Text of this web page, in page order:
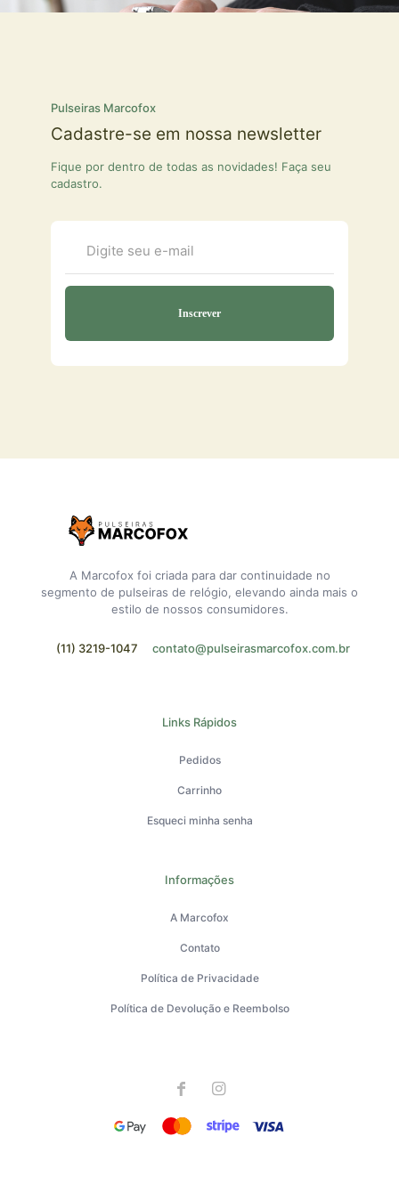
Pulseiras Marcofox
Cadastre-se em nossa newsletter
Fique por dentro de todas as novidades! Faça seu
cadastro.
A Marcofox foi criada para dar continuidade no
segmento de pulseiras de relógio, elevando ainda mais o
estilo de nossos consumidores.
(11) 3219-1047 contato@pulseirasmarcofox.com.br
Links Rápidos
Pedidos
Carrinho
Esqueci minha senha
Informações
A Marcofox
Contato
Política de Privacidade
Política de Devolução e Reembolso